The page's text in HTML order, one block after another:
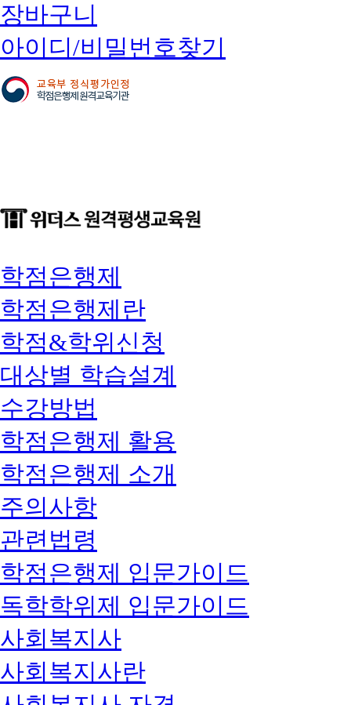
장바구니
아이디/비밀번호찾기
학점은행제
학점은행제란
학점&학위신청
대상별 학습설계
수강방법
학점은행제 활용
학점은행제 소개
주의사항
관련법령
학점은행제 입문가이드
독학학위제 입문가이드
사회복지사
사회복지사란